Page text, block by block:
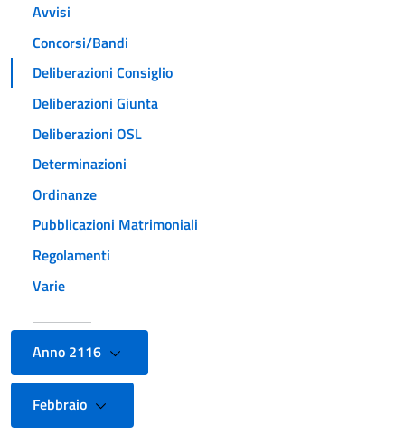
Avvisi
Concorsi/Bandi
Deliberazioni Consiglio
Deliberazioni Giunta
Deliberazioni OSL
Determinazioni
Ordinanze
Pubblicazioni Matrimoniali
Regolamenti
Varie
Anno 2116
Febbraio